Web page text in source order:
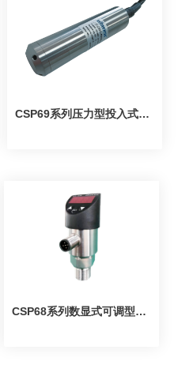
CSP69系列压力型投入式液位变送器
CSP68系列数显式可调型电子压力开关/变送器